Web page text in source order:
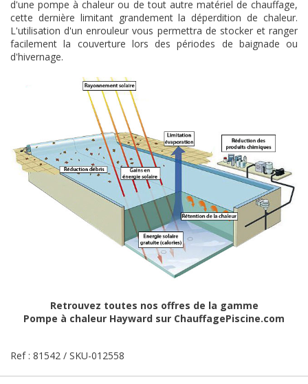
d'une pompe à chaleur ou de tout autre matériel de chauffage,
cette dernière limitant grandement la déperdition de chaleur.
L'utilisation d'un enrouleur vous permettra de stocker et ranger
facilement la couverture lors des périodes de baignade ou
d'hivernage.
Retrouvez toutes nos offres de la gamme
Pompe à chaleur Hayward sur ChauffagePiscine.com
Ref : 81542 / SKU-012558